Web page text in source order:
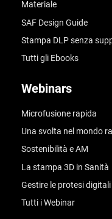
Materiale
SAF Design Guide
Stampa DLP senza
Tutti gli Ebooks
Webinars
Microfusione rapida
Una svolta nel mondo
Sostenibilità e AM
La stampa 3D in Sanità
Gestire le protesi digitali
Tutti i Webinar